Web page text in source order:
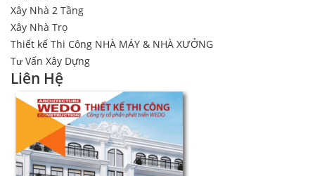
Xây Nhà 2 Tầng
Xây Nhà Trọ
Thiết kế Thi Công NHÀ MÁY & NHÀ XƯỞNG
Tư Vấn Xây Dựng
Liên Hệ